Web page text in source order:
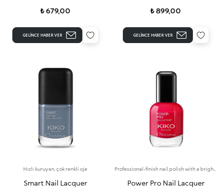
₺ 679,00
GELINCE HABER VER
₺ 899,00
GELINCE HABER VER
Hızlı kuruyan, çok renkli oje
Smart Nail Lacquer
Power Pro Nail Lacquer